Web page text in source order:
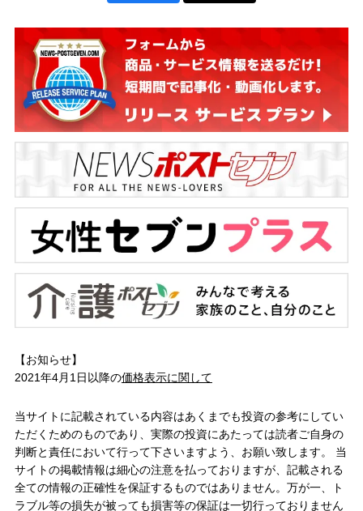
【お知らせ】
2021年4月1日以降の価格表示に関して
当サイトに記載されている内容はあくまでも投資の参考にしてい
ただくためのものであり、実際の投資にあたっては読者ご自身の
判断と責任において行って下さいますよう、お願い致します。 当
サイトの掲載情報は細心の注意を払っておりますが、記載される
全ての情報の正確性を保証するものではありません。万が一、ト
ラブル等の損失が被っても損害等の保証は一切行っておりません